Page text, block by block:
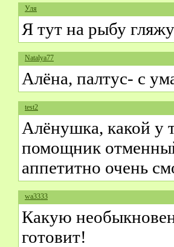
Уля
Я тут на рыбу
Natalya77
Алёна, палтус- с
test2
Алёнушка, какой у
помощник
аппетитно очень
wa3333
Какую
готовит!